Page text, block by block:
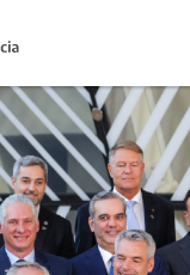
Suscribite